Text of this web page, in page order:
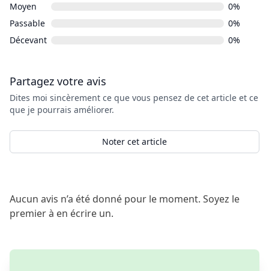
Moyen
0%
Passable
0%
Décevant
0%
Partagez votre avis
Dites moi sincèrement ce que vous pensez de cet article et ce
que je pourrais améliorer.
Noter cet article
Aucun avis n’a été donné pour le moment. Soyez le
premier à en écrire un.